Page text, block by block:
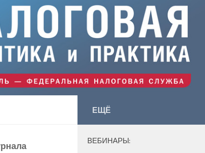
ЕЩЁ
ВЕБИНАРЫ: